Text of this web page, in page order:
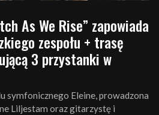
As We Rise” zapowiada
zespołu + trasę
3 przystanki w
symfonicznego Eleine, prowadzona
Liljestam oraz gitarzystę i